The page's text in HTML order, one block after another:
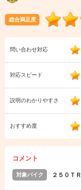
総合満足度
問い合わせ対応
対応スピード
説明のわかりやすさ
おすすめ度
コメント
対象バイク ２５０ＴＲ